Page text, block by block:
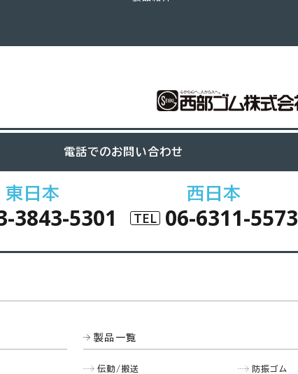
電話でのお問い合わせ
東日本
3843-5301
西日本
TEL 06-6311-5573
製品一覧
伝動/搬送 防振ゴム